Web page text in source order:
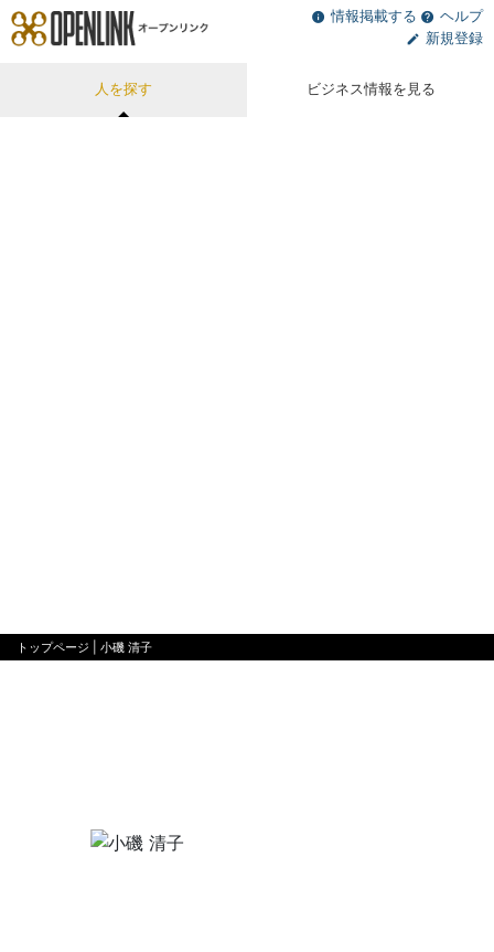
人を探す ビジネス情報を見る
情報掲載する
ヘルプ
新規登録
トップページ | 小磯 清子